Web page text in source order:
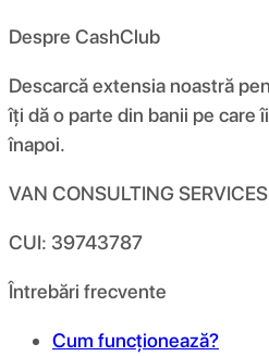
Despre CashClub
Descarcă extensia noastră
îți dă o parte din banii pe care
înapoi.
VAN CONSULTING
CUI: 39743787
Întrebări frecvente
Cum funcționează?